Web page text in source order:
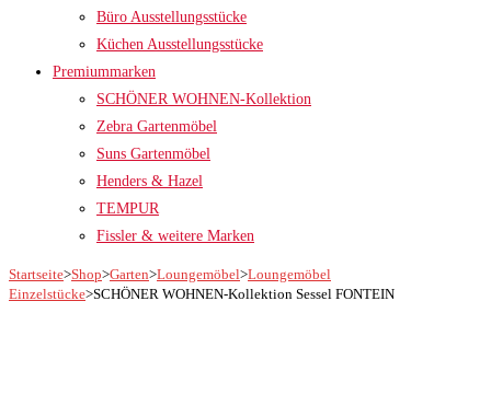
Büro Ausstellungsstücke
Küchen Ausstellungsstücke
Premiummarken
SCHÖNER WOHNEN-Kollektion
Zebra Gartenmöbel
Suns Gartenmöbel
Henders & Hazel
TEMPUR
Fissler & weitere Marken
Startseite>Shop>Garten>Loungemöbel>Loungemöbel
Einzelstücke>SCHÖNER WOHNEN-Kollektion Sessel FONTEIN